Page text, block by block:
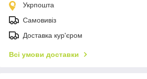
Укрпошта
Самовивіз
Доставка кур'єром
Всі умови доставки